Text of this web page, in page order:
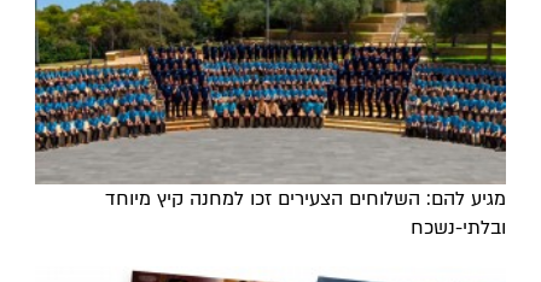
מגיע להם: השלוחים הצעירים זכו למחנה קיץ מיוחד
ובלתי-נשכח